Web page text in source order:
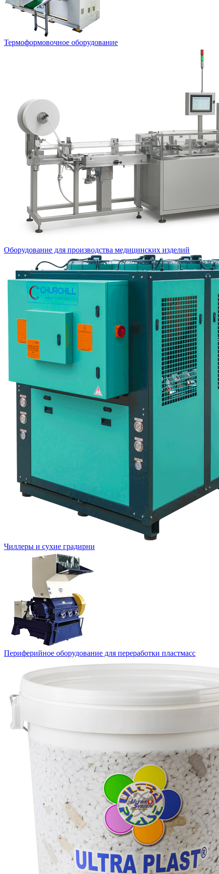
Термоформовочное оборудование
Оборудование для производства медицинских изделий
Чиллеры и сухие градирни
Периферийное оборудование для переработки пластмасс